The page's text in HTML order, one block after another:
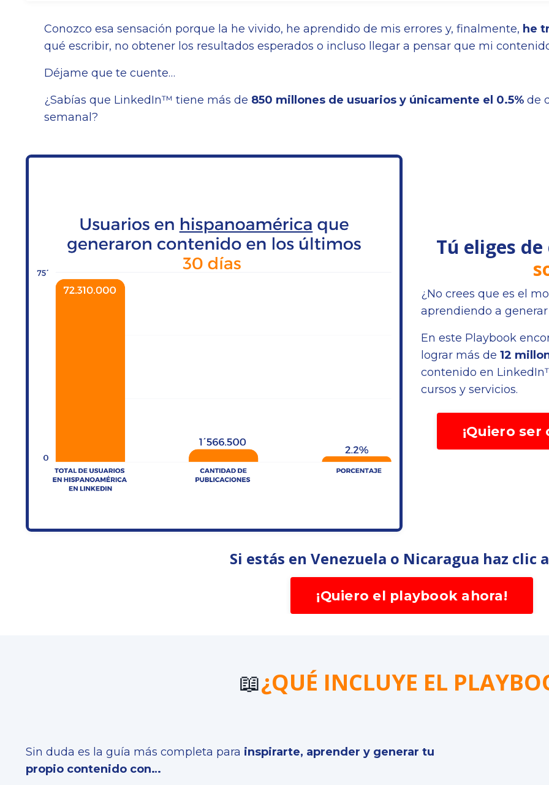
Conozco esa sensación porque la he vivido, he aprendido de mis errores y, finalmente, he
qué escribir, no obtener los resultados esperados o incluso llegar a pensar que mi
Déjame que te cuente…
¿Sabías que LinkedIn™ tiene más de 850 millones de usuarios y únicamente el 0.5% de
semanal?
Tú eliges
¿No crees que es el
aprendiendo a
En este Playbook
lograr más de 12
contenido en
cursos y servicios.
¡Quiero
Si estás en Venezuela o Nicaragua haz clic
¡Quiero el playbook ahora!
📖¿QUÉ INCLUYE EL
Sin duda es la guía más completa para inspirarte, aprender y generar tu
propio contenido con…